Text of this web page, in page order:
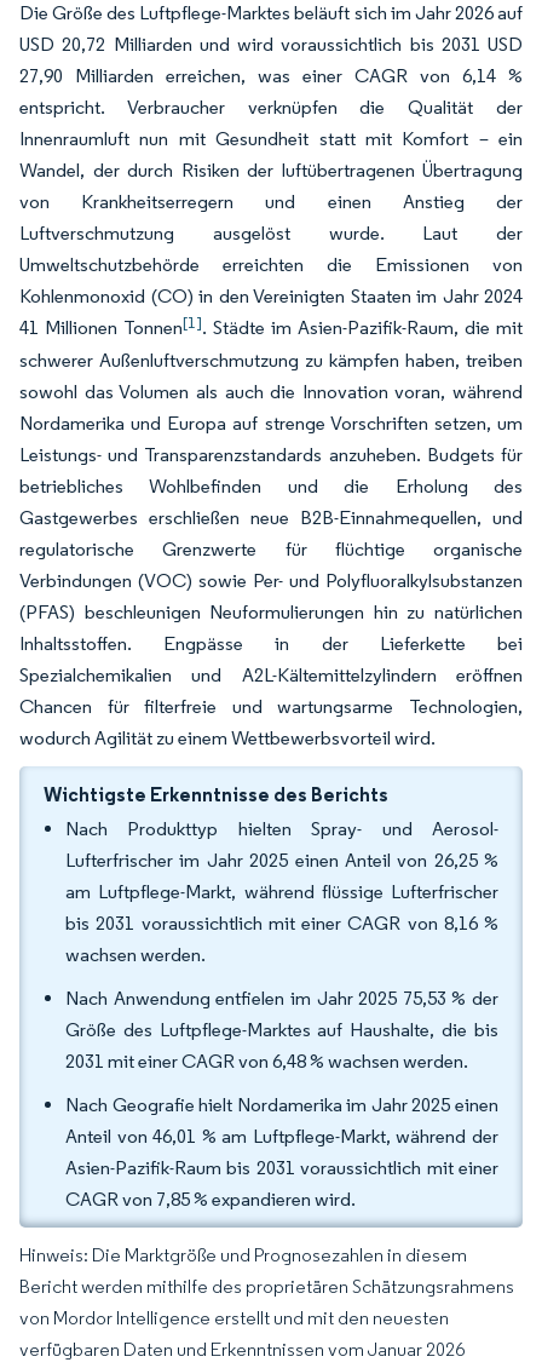
Die Größe des Luftpflege-Marktes beläuft sich im Jahr 2026 auf
USD 20,72 Milliarden und wird voraussichtlich bis 2031 USD
27,90 Milliarden erreichen, was einer CAGR von 6,14 %
entspricht. Verbraucher verknüpfen die Qualität der
Innenraumluft nun mit Gesundheit statt mit Komfort – ein
Wandel, der durch Risiken der luftübertragenen Übertragung
von Krankheitserregern und einen Anstieg der
Luftverschmutzung ausgelöst wurde. Laut der
Umweltschutzbehörde erreichten die Emissionen von
Kohlenmonoxid (CO) in den Vereinigten Staaten im Jahr 2024
41 Millionen Tonnen[1]. Städte im Asien-Pazifik-Raum, die mit
schwerer Außenluftverschmutzung zu kämpfen haben, treiben
sowohl das Volumen als auch die Innovation voran, während
Nordamerika und Europa auf strenge Vorschriften setzen, um
Leistungs- und Transparenzstandards anzuheben. Budgets für
betriebliches Wohlbefinden und die Erholung des
Gastgewerbes erschließen neue B2B-Einnahmequellen, und
regulatorische Grenzwerte für flüchtige organische
Verbindungen (VOC) sowie Per- und Polyfluoralkylsubstanzen
(PFAS) beschleunigen Neuformulierungen hin zu natürlichen
Inhaltsstoffen. Engpässe in der Lieferkette bei
Spezialchemikalien und A2L-Kältemittelzylindern eröffnen
Chancen für filterfreie und wartungsarme Technologien,
wodurch Agilität zu einem Wettbewerbsvorteil wird.
Wichtigste Erkenntnisse des Berichts
Nach Produkttyp hielten Spray- und Aerosol-
Lufterfrischer im Jahr 2025 einen Anteil von 26,25 %
am Luftpflege-Markt, während flüssige Lufterfrischer
bis 2031 voraussichtlich mit einer CAGR von 8,16 %
wachsen werden.
Nach Anwendung entfielen im Jahr 2025 75,53 % der
Größe des Luftpflege-Marktes auf Haushalte, die bis
2031 mit einer CAGR von 6,48 % wachsen werden.
Nach Geografie hielt Nordamerika im Jahr 2025 einen
Anteil von 46,01 % am Luftpflege-Markt, während der
Asien-Pazifik-Raum bis 2031 voraussichtlich mit einer
CAGR von 7,85 % expandieren wird.
Hinweis: Die Marktgröße und Prognosezahlen in diesem
Bericht werden mithilfe des proprietären Schätzungsrahmens
von Mordor Intelligence erstellt und mit den neuesten
verfügbaren Daten und Erkenntnissen vom Januar 2026